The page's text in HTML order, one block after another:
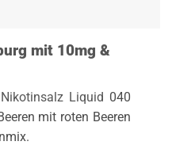
mit 10mg &
Liquid 040
mit roten Beeren